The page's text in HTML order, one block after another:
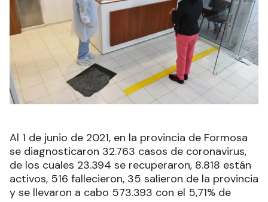
Al 1 de junio de 2021, en la provincia de Formosa
se diagnosticaron 32.763 casos de coronavirus,
de los cuales 23.394 se recuperaron, 8.818 están
activos, 516 fallecieron, 35 salieron de la provincia
y se llevaron a cabo 573.393 con el 5,71% de